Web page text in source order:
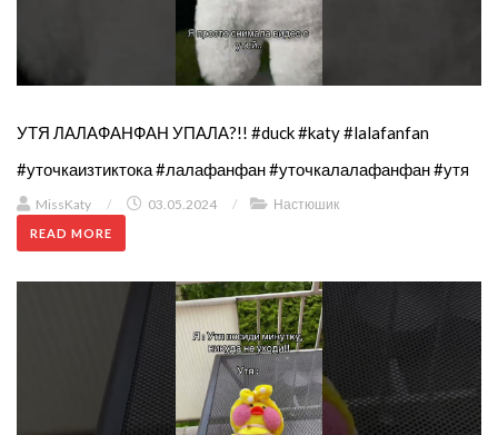
УТЯ ЛАЛАФАНФАН УПАЛА?!! #duck #katy #lalafanfan
#уточкаизтиктока #лалафанфан #уточкалалафанфан #утя
MissKaty / 03.05.2024 / Настюшик
READ MORE